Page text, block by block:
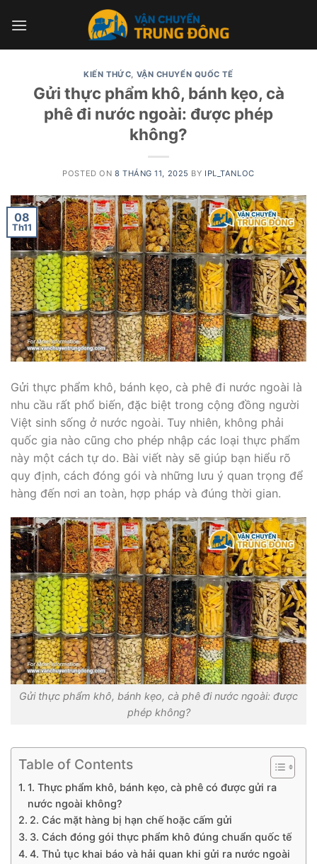
KIẾN THỨC, VẬN CHUYỂN QUỐC TẾ
Gửi thực phẩm khô, bánh kẹo, cà
phê đi nước ngoài: được phép
không?
POSTED ON 8 THÁNG 11, 2025 BY IPL_TANLOC
08
Th11
Gửi thực phẩm khô, bánh kẹo, cà phê đi nước ngoài là
nhu cầu rất phổ biến, đặc biệt trong cộng đồng người
Việt sinh sống ở nước ngoài. Tuy nhiên, không phải
quốc gia nào cũng cho phép nhập các loại thực phẩm
này một cách tự do. Bài viết này sẽ giúp bạn hiểu rõ
quy định, cách đóng gói và những lưu ý quan trọng để
hàng đến nơi an toàn, hợp pháp và đúng thời gian.
Gửi thực phẩm khô, bánh kẹo, cà phê đi nước ngoài: được
phép không?
Table of Contents
1. Thực phẩm khô, bánh kẹo, cà phê có được gửi ra
nước ngoài không?
2. Các mặt hàng bị hạn chế hoặc cấm gửi
3. Cách đóng gói thực phẩm khô đúng chuẩn quốc tế
4. Thủ tục khai báo và hải quan khi gửi ra nước ngoài